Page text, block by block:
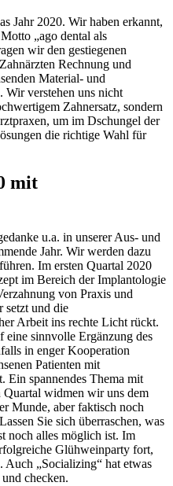
Jahr 2020. Wir haben erkannt,
„ago dental als
wir den gestiegenen
Rechnung und
Material- und
verstehen uns nicht
Zahnersatz, sondern
um im Dschungel der
die richtige Wahl für
mit
u.a. in unserer Aus- und
Jahr. Wir werden dazu
Im ersten Quartal 2020
im Bereich der Implantologie
von Praxis und
setzt und die
Arbeit ins rechte Licht rückt.
eine sinnvolle Ergänzung des
in enger Kooperation
Patienten mit
Ein spannendes Thema mit
widmen wir uns dem
Munde, aber faktisch noch
Sie sich überraschen, was
noch alles möglich ist. Im
Glühweinparty fort,
Auch „Socializing“ hat etwas
checken.